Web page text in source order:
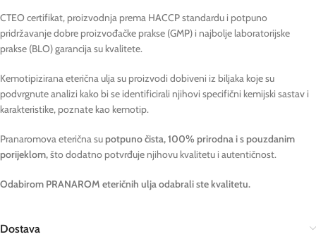
CTEO certifikat, proizvodnja prema HACCP standardu i potpuno
pridržavanje dobre proizvođačke prakse (GMP) i najbolje laboratorijske
prakse (BLO) garancija su kvalitete.
Kemotipizirana eterična ulja su proizvodi dobiveni iz biljaka koje su
podvrgnute analizi kako bi se identificirali njihovi specifični kemijski sastav i
karakteristike, poznate kao kemotip.
Pranaromova eterična supotpuno čista, 100% prirodna i s pouzdanim
porijeklom,što dodatno potvrđuje njihovu kvalitetu i autentičnost.
Odabirom PRANAROM eteričnih ulja odabrali ste kvalitetu.
Dostava